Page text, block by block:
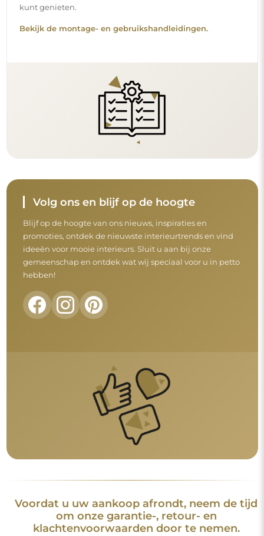
kunt genieten.
Bekijk de montage- en gebruikshandleidingen.
Volg ons en blijf op de hoogte
Blijf op de hoogte van ons nieuws, inspiraties en
promoties, ontdek de nieuwste interieurtrends en vind
ideeën voor mooie interieurs. Sluit u aan bij onze
gemeenschap en ontdek wat wij speciaal voor u in petto
hebben!
Voordat u uw aankoop afrondt, neem de tijd
om onze garantie-, retour- en
klachtenvoorwaarden door te nemen.